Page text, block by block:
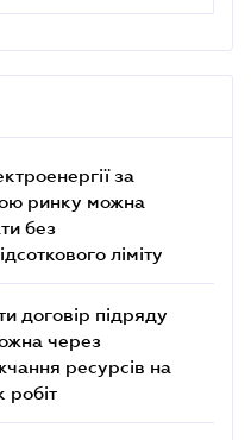
за
ринку можна
без
ліміту
договір підряду
через
ресурсів на
робіт